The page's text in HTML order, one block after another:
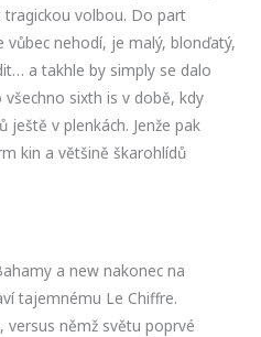
volbou. Do part
nehodí, je malý, blonďatý,
a takhle by simply se dalo
sixth is v době, kdy
v plenkách. Jenže pak
kin a většině škarohlídů
a new nakonec na
tajemnému Le Chiffre.
versus němž světu poprvé